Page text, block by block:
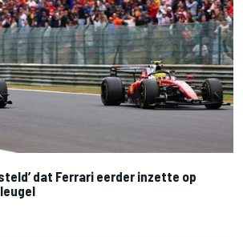
dat Ferrari eerder inzette op